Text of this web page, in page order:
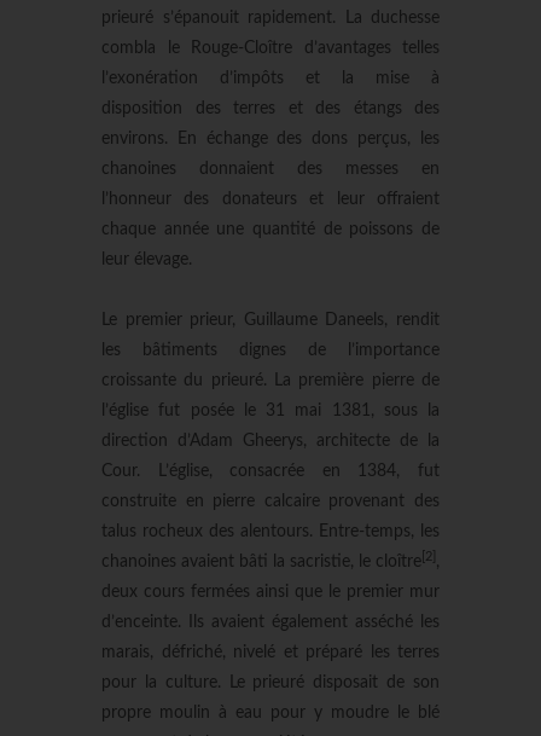
prieuré s’épanouit rapidement. La duchesse
combla le Rouge-Cloître d’avantages telles
l’exonération d’impôts et la mise à
disposition des terres et des étangs des
environs. En échange des dons perçus, les
chanoines donnaient des messes en
l’honneur des donateurs et leur offraient
chaque année une quantité de poissons de
leur élevage.
Le premier prieur, Guillaume Daneels, rendit
les bâtiments dignes de l’importance
croissante du prieuré. La première pierre de
l’église fut posée le 31 mai 1381, sous la
direction d’Adam Gheerys, architecte de la
Cour. L’église, consacrée en 1384, fut
construite en pierre calcaire provenant des
talus rocheux des alentours. Entre-temps, les
chanoines avaient bâti la sacristie, le cloître [2] ,
deux cours fermées ainsi que le premier mur
d’enceinte. Ils avaient également asséché les
marais, défriché, nivelé et préparé les terres
pour la culture. Le prieuré disposait de son
propre moulin à eau pour y moudre le blé